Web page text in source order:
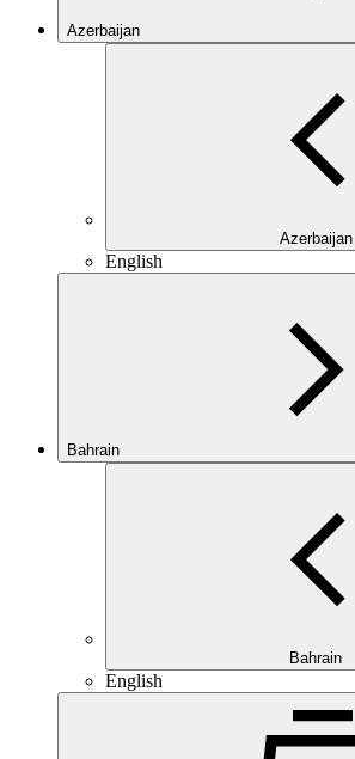
Azerbaijan
Azerbaijan
English
Bahrain
Bahrain
English